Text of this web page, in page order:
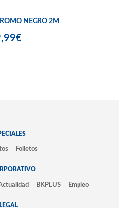
NEGRO 2M
Folletos
BKPLUS Empleo
LEGAL